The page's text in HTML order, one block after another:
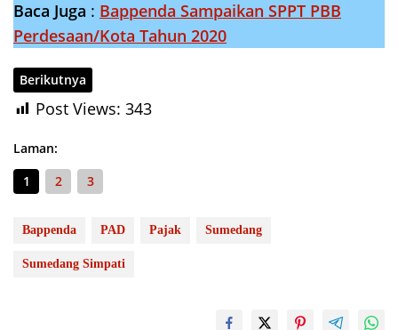
Baca Juga : Bappenda Sampaikan SPPT PBB
Perdesaan/Kota Tahun 2020
Berikutnya
Post Views: 343
Laman:
1
2 3
Bappenda PAD Pajak Sumedang
Sumedang Simpati